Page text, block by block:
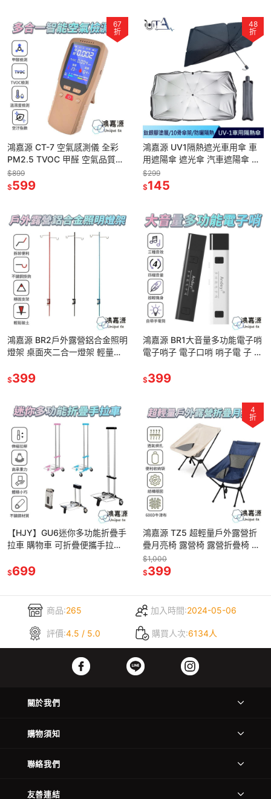
67
折
鴻嘉源 CT-7 空氣感測儀 全彩
PM2.5 TVOC 甲醛 空氣品質鑑
定 多合一檢測儀 溫濕計 空氣檢
測器 檢測器
$899
$599
48
折
鴻嘉源 UV1隔熱遮光車用傘 車
用遮陽傘 遮光傘 汽車遮陽傘 汽
車遮光傘 遮陽簾 遮陽傘 遮陽 擋
光
$299
$145
鴻嘉源 BR2戶外露營鋁合金照明
燈架 桌面夾二合一燈架 輕量化
營燈柱
$399
鴻嘉源 BR1大音量多功能電子哨
電子哨子 電子口哨 哨子電 子 鴿
狼
$399
【HJY】GU6迷你多功能折疊手
拉車 購物車 可折疊便攜手拉車
菜車 摺疊車
$699
4
折
鴻嘉源 TZ5 超輕量戶外露營折
疊月亮椅 露營椅 露營折疊椅 休
閒椅 登山椅 折疊椅 摺疊椅 戶外
活動 露營 沙灘椅
$1,000
$399
商品:265 加入時間:2024-05-06
評價:4.5 / 5.0 購買人次:6134人
關於我們
購物須知
聯絡我們
友善連結